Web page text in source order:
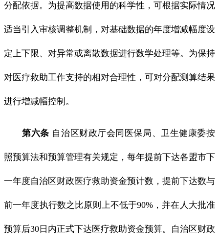
分配依据。为提高数据使用的科学性，可根据实际情况
适当引入审核调整机制，对基础数据的年度增减幅度设
定上下限、对异常或离散数据进行数学处理等。为保持
对医疗救助工作支持的相对合理性，可对分配测算结果
进行增减幅控制。
第六条 自治区财政厅会同医保局、卫生健康委按
照预算法和预算管理有关规定，每年提前下达各盟市下
一年度自治区财政医疗救助资金预计数，提前下达数与
前一年度执行数之比原则上不低于90%，并在人大批准
预算后30日内正式下达医疗救助资金预算。自治区财政